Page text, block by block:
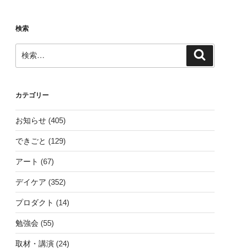
検索
索:
カテゴリー
お知らせ (405)
できごと (129)
アート (67)
デイケア (352)
プロダクト (14)
勉強会 (55)
取材・講演 (24)